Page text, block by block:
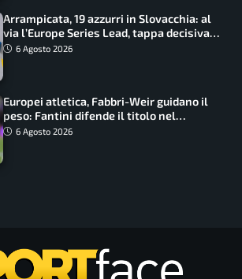
Arrampicata, 19 azzurri in Slovacchia: al
via l’Europe Series Lead, tappa decisiva
per la Speed
6 Agosto 2026
Europei atletica, Fabbri-Weir guidano il
peso: Fantini difende il titolo nel
martello
6 Agosto 2026